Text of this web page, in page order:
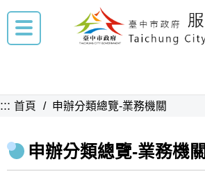
::: 首頁 申辦分類總覽-業務機關
申辦分類總覽-業務機關